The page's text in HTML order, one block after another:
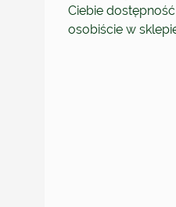
Ciebie
osobiście w